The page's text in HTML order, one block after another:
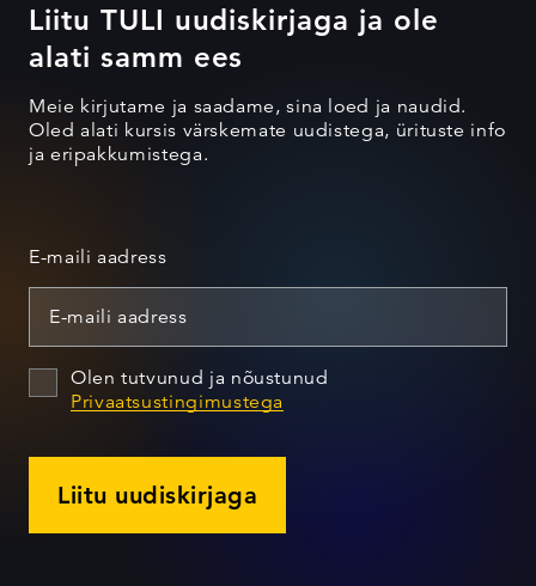
Liitu TULI uudiskirjaga ja ole
alati samm ees
Meie kirjutame ja saadame, sina loed ja naudid.
Oled alati kursis värskemate uudistega, ürituste info
ja eripakkumistega.
E-maili aadress
Olen tutvunud ja nõustunud
Privaatsustingimustega
Liitu uudiskirjaga